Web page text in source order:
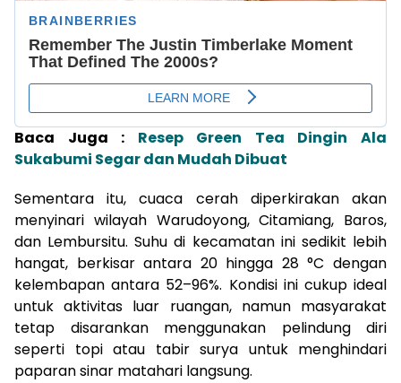
Baca Juga : Resep Green Tea Dingin Ala
Sukabumi Segar dan Mudah Dibuat
Sementara itu, cuaca cerah diperkirakan akan
menyinari wilayah Warudoyong, Citamiang, Baros,
dan Lembursitu. Suhu di kecamatan ini sedikit lebih
hangat, berkisar antara 20 hingga 28 °C dengan
kelembapan antara 52–96%. Kondisi ini cukup ideal
untuk aktivitas luar ruangan, namun masyarakat
tetap disarankan menggunakan pelindung diri
seperti topi atau tabir surya untuk menghindari
paparan sinar matahari langsung.